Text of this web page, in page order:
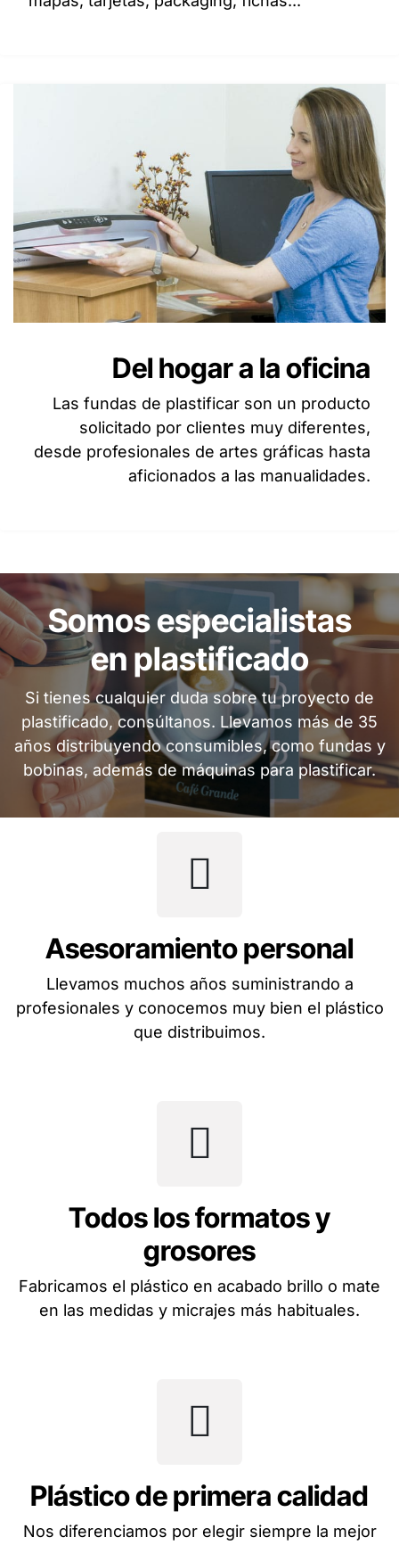
Del hogar a la oficina
Las fundas de plastificar son un producto
solicitado por clientes muy diferentes,
desde profesionales de artes gráficas hasta
aficionados a las manualidades.
Somos especialistas
en plastificado
Si tienes cualquier duda sobre tu proyecto de
plastificado, consúltanos. Llevamos más de 35
años distribuyendo consumibles, como fundas y
bobinas, además de máquinas para plastificar.
Asesoramiento personal
Llevamos muchos años suministrando a
profesionales y conocemos muy bien el plástico
que distribuimos.
Todos los formatos y
grosores
Fabricamos el plástico en acabado brillo o mate
en las medidas y micrajes más habituales.
Plástico de primera calidad
Nos diferenciamos por elegir siempre la mejor